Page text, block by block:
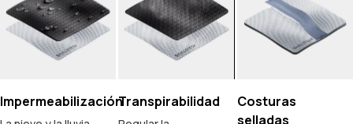
ImpermeabilizaciónTranspirabilidad
Costuras
selladas